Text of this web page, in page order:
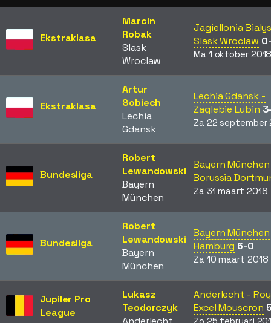
Ekstraklasa
Marcin
Robak
Slask
Wroclaw
Jagiellonia
Slask Wroclaw
Ma 1 oktober
Ekstraklasa
Artur
Sobiech
Lechia
Gdansk
Lechia Gdansk -
Zaglebie Lubin
Za 22 september
Bundesliga
Robert
Lewandowski
Bayern
München
Bayern
Borussia
Za 31 maart 2018
Bundesliga
Robert
Lewandowski
Bayern
München
Bayern
Hamburg 6-0
Za 10 maart 2018
Jupiler Pro
League
Lukasz
Teodorczyk
Anderlecht -
Excel Mouscron